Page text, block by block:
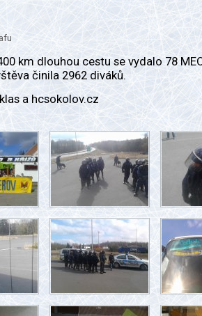
km dlouhou cestu se vydalo 78
činila 2962 diváků.
a hcsokolov.cz